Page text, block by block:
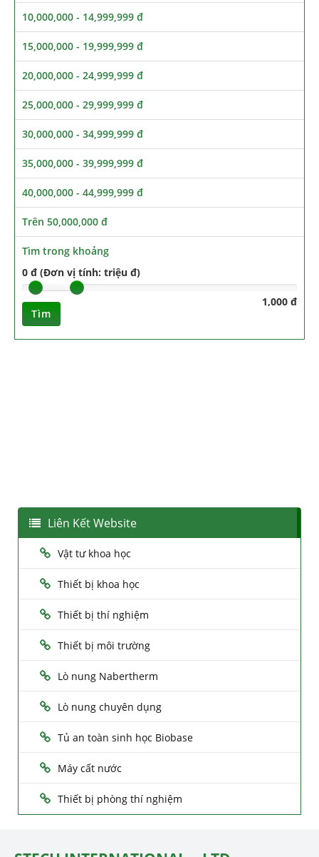
10,000,000 - 14,999,999 đ
15,000,000 - 19,999,999 đ
20,000,000 - 24,999,999 đ
25,000,000 - 29,999,999 đ
30,000,000 - 34,999,999 đ
35,000,000 - 39,999,999 đ
40,000,000 - 44,999,999 đ
Trên 50,000,000 đ
Tìm trong khoảng
0 đ (Đơn vị tính: triệu đ)
1,000 đ
Tìm
Liên Kết Website
Vật tư khoa học
Thiết bị khoa học
Thiết bị thí nghiệm
Thiết bị môi trường
Lò nung Nabertherm
Lò nung chuyên dụng
Tủ an toàn sinh học Biobase
Máy cất nước
Thiết bị phòng thí nghiệm